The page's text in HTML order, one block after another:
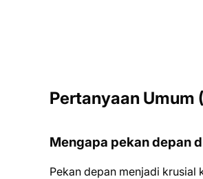
Pertanyaan Umum
Mengapa pekan depan
Pekan depan menjadi krusial